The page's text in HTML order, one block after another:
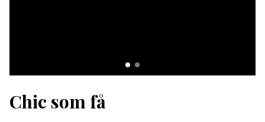
Chic som få